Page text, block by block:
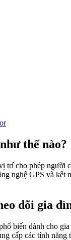
thế nào?
trí cho phép người
nghệ GPS và kết
dõi gia
biến dành cho
cấp các tính